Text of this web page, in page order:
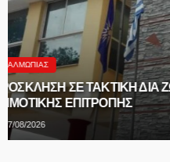
ΑΣΤΥΝΟΜΊΑ
Έφτασε στην Ελλάδα η
εμπρησμό – Μεταφέρθηκε
07/08/2026